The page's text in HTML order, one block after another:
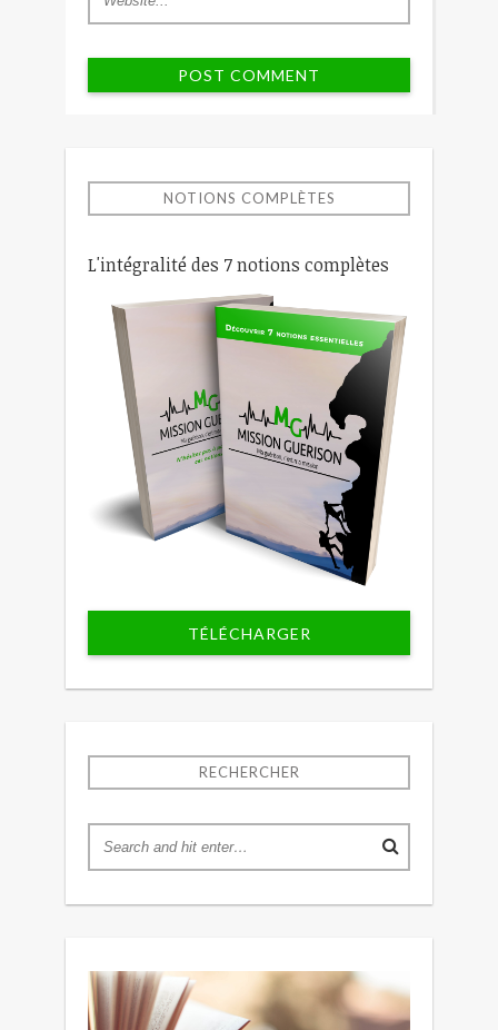
NOTIONS COMPLÈTES
L'intégralité des 7 notions complètes
TÉLÉCHARGER
RECHERCHER